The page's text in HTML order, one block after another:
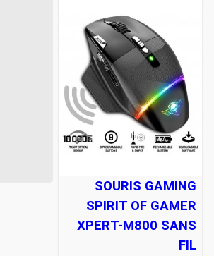
SOURIS GAMING
SPIRIT OF GAMER
XPERT-M800 SANS
FIL